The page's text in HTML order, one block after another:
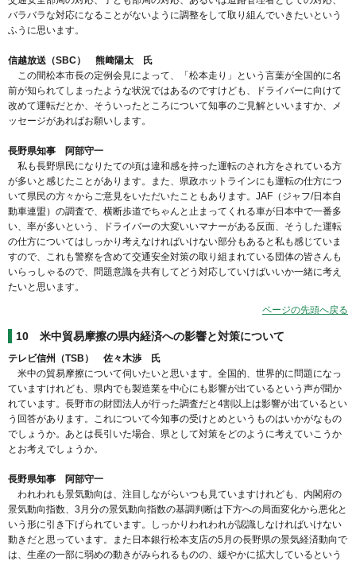
バラバラな対応になることがないように調整をして取り組んでいきたいという
ふうに思います。
信越放送（SBC） 熊﨑陽太 氏
この間松本市長の定例会見によって、「松本走り」という言葉が全国的に名
前が知られてしまったような状況ではあるのですけども、ドライバーに向けて
改めて運転だとか、そういったところについて知事のご見解といいますか、メ
ッセージがあればお願いします。
長野県知事 阿部守一
私も長野県民になりたての頃は違和感を持った運転のされ方をされている方
が多いと感じたことがあります。また、県政ホットラインにも運転の仕方につ
いて県民の方々からご意見をいただいたこともあります。JAF（ジャフ/日本自
動車連盟）の調査で、横断歩道でちゃんと止まってくれる車が日本中で一番多
い、率が多いという、ドライバーの大変いいマナーがある反面、そうした運転
の仕方についてはしっかり考えなければいけない部分もあると私も感じていま
すので、これも警察を含めて交通安全対策の取り組まれている団体の皆さんも
いらっしゃるので、問題意識を共有してどう対応していけばいいか一緒に考え
たいと思います。
ページの先頭へ戻る
10 米中貿易摩擦の県内経済への影響と対策について
テレビ信州（TSB） 佐々木渉 氏
米中の貿易摩擦について伺いたいと思います。全国的、世界的に問題になっ
ていますけれども、県内でも製造業を中心にも影響が出ているという声が聞か
れています。長野市の財団法人が行った調査だと4割以上は影響が出ているとい
う回答があります。これについて今知事の受けとめというものはいかがなもの
でしょうか。あとは長引いた場合、県として対策をどのように考えていこうか
とお考えでしょうか。
長野県知事 阿部守一
われわれも景気動向は、注目しながらいつも見ていますけれども、内閣府の
景気動向指数、3月分の景気動向指数の基調判断は下方への局面変化から悪化と
いう形に引き下げられています。しっかりわれわれが認識しなければいけない
動きだと思っています。また日本銀行松本支店の5月の長野県の景気経済動向で
は、生産の一部に弱めの動きがみられるものの、緩やかに拡大しているという